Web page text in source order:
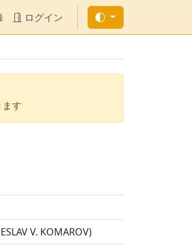
ログイン
す
V. KOMAROV)